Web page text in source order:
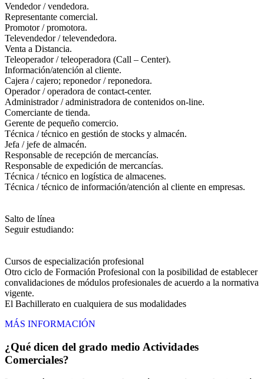
Vendedor / vendedora.
Representante comercial.
Promotor / promotora.
Televendedor / televendedora.
Venta a Distancia.
Teleoperador / teleoperadora (Call – Center).
Información/atención al cliente.
Cajera / cajero; reponedor / reponedora.
Operador / operadora de contact-center.
Administrador / administradora de contenidos on-line.
Comerciante de tienda.
Gerente de pequeño comercio.
Técnica / técnico en gestión de stocks y almacén.
Jefa / jefe de almacén.
Responsable de recepción de mercancías.
Responsable de expedición de mercancías.
Técnica / técnico en logística de almacenes.
Técnica / técnico de información/atención al cliente en empresas.
Salto de línea
Seguir estudiando:
Cursos de especialización profesional
Otro ciclo de Formación Profesional con la posibilidad de establecer
convalidaciones de módulos profesionales de acuerdo a la normativa
vigente.
El Bachillerato en cualquiera de sus modalidades
MÁS INFORMACIÓN
¿Qué dicen del grado medio Actividades
Comerciales?